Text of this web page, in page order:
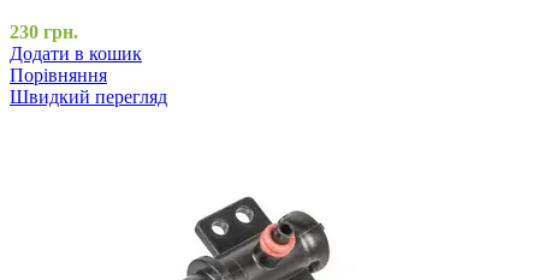
230 грн.
Додати в кошик
Порівняння
Швидкий перегляд